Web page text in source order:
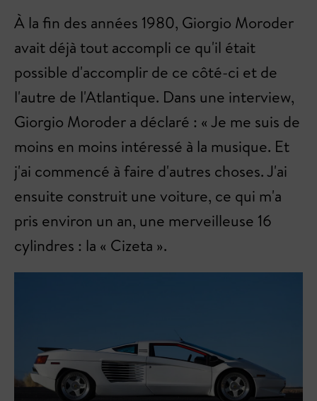
À la fin des années 1980, Giorgio Moroder
avait déjà tout accompli ce qu'il était
possible d'accomplir de ce côté-ci et de
l'autre de l'Atlantique. Dans une interview,
Giorgio Moroder a déclaré : « Je me suis de
moins en moins intéressé à la musique. Et
j'ai commencé à faire d'autres choses. J'ai
ensuite construit une voiture, ce qui m'a
pris environ un an, une merveilleuse 16
cylindres : la « Cizeta ».